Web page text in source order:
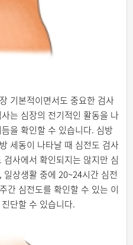
기본적이면서도 중요한 검사
는 심장의 전기적인 활동을 나
을 확인할 수 있습니다. 심방
세동이 나타날 때 심전도 검사
사에서 확인되지는 않지만 심
상생활 중에 20~24시간 심전
간 심전도를 확인할 수 있는 이
단할 수 있습니다.